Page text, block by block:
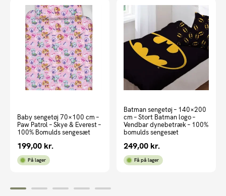
Baby sengetøj 70×100 cm –
Paw Patrol – Skye & Everest –
100% Bomulds sengesæt
199,00 kr.
På lager
Batman sengetøj – 140×200
cm – Stort Batman logo –
Vendbar dynebetræk – 100%
bomulds sengesæt
249,00 kr.
Få på lager